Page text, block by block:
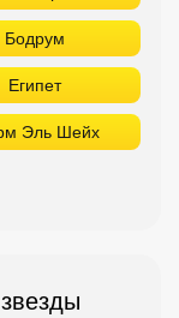
Бодрум
Египет
Эль Шейх